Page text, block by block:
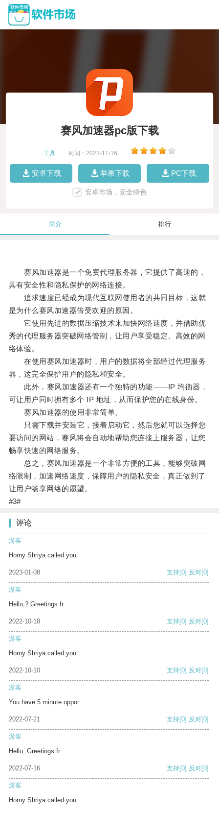
赛风加速器pc版下载
工具 时间：2023-11-16
安卓下载 苹果下载 PC下载
安卓市场，安全绿色
简介 排行
赛风加速器是一个免费代理服务器，它提供了高速的，
具有安全性和隐私保护的网络连接。
追求速度已经成为现代互联网使用者的共同目标，这就
是为什么赛风加速器倍受欢迎的原因。
它使用先进的数据压缩技术来加快网络速度，并借助优
秀的代理服务器突破网络管制，让用户享受稳定、高效的网
络体验。
在使用赛风加速器时，用户的数据将全部经过代理服务
器，这完全保护用户的隐私和安全。
此外，赛风加速器还有一个独特的功能——IP 均衡器，
可让用户同时拥有多个 IP 地址，从而保护您的在线身份。
赛风加速器的使用非常简单。
只需下载并安装它，接着启动它，然后您就可以选择您
要访问的网站，赛风将会自动地帮助您连接上服务器，让您
畅享快速的网络服务。
总之，赛风加速器是一个非常方便的工具，能够突破网
络限制，加速网络速度，保障用户的隐私安全，真正做到了
让用户畅享网络的愿望。
#3#
评论
游客
Horny Shriya called you
2023-01-08 支持[0] 反对[0]
游客
Hello,? Greetings fr
2022-10-18 支持[0] 反对[0]
游客
Horny Shriya called you
2022-10-10 支持[0] 反对[0]
游客
You have 5 minute oppor
2022-07-21 支持[0] 反对[0]
游客
Hello, Greetings fr
2022-07-16 支持[0] 反对[0]
游客
Horny Shriya called you